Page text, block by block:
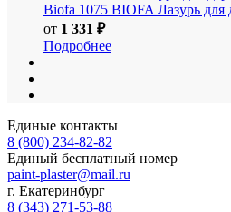
Biofa 1075 BIOFA Лазурь для
от 1 331 ₽
Подробнее
Единые контакты
8 (800) 234-82-82
Единый бесплатный номер
paint-plaster@mail.ru
г. Екатеринбург
8 (343) 271-53-88